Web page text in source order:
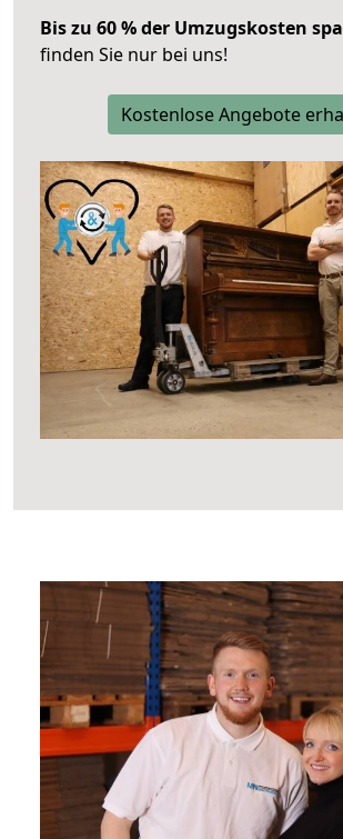
Bis zu 60 % der Umzugskosten
finden Sie nur bei uns!
Kostenlose Angebote